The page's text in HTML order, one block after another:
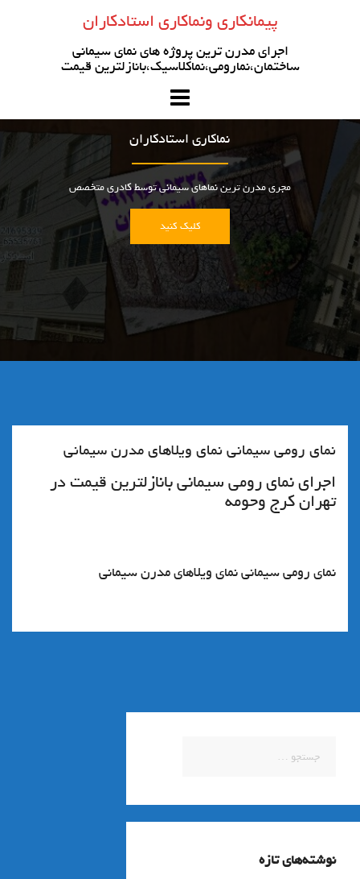
پیمانکاری ونماکاری استادکاران
اجرای مدرن ترین پروژه های نمای سیمانی
ساختمان،نمارومی،نماکلاسیک،بانازلترین قیمت
نماکاری استادکاران
مجری مدرن ترین نماهای سیمانی توسط کادری متخصص
کلیک کنید
نمای رومی سیمانی نمای ویلاهای مدرن سیمانی
اجراي نماي رومي سيماني بانازلترین قیمت در
تهران کرج وحومه
نمای رومی سیمانی نمای ویلاهای مدرن سیمانی
برای:
نوشته‌های تازه